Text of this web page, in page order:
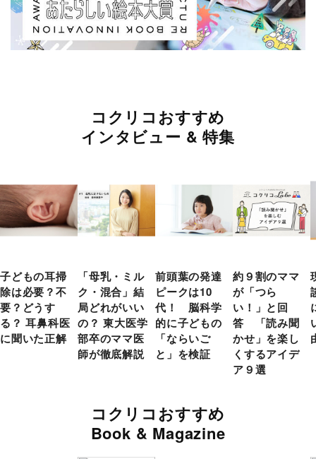
コクリコおすすめ
インタビュー & 特集
子どもの耳掃
除は必要？不
要？どうす
る？ 耳鼻科医
に聞いた正解
「母乳・ミル
ク・混合」結
局どれがいい
の？ 東大医学
部卒のママ医
師が徹底解説
前頭葉の発達
ピークは10
代！ 脳科学
的に子どもの
「ならいご
と」を検証
約９割のママ
が「つら
い！」と回
答 「読み聞
かせ」を楽し
くするアイデ
ア９選
コクリコおすすめ
Book & Magazine